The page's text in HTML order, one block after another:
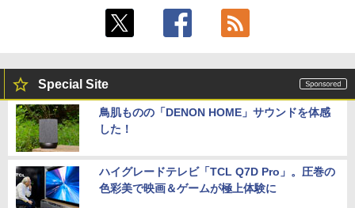
Special Site
鳥肌ものの「DENON HOME」サウンドを体感
した！
ハイグレードテレビ「TCL Q7D Pro」。圧巻の
色彩美で映画＆ゲームが極上体験に